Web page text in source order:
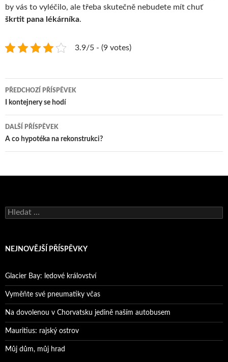
by vás to vyléčilo, ale třeba skutečně nebudete mít chuť
škrtit pana lékárníka.
3.9/5 - (9 votes)
Navigace
pro
příspěvky
PŘEDCHOZÍ PŘÍSPĚVEK
I kontejnery se hodí
DALŠÍ PŘÍSPĚVEK
A co hypotéka na rekonstrukci?
Vyhledávání
NEJNOVĚJŠÍ PŘÍSPĚVKY
Glacier Bay: ledové království
Vyměňte své pneumatiky včas
Na dovolenou v Chorvatsku jedině naším autobusem
Mauritius: rajský ostrov
Můj dům, můj hrad